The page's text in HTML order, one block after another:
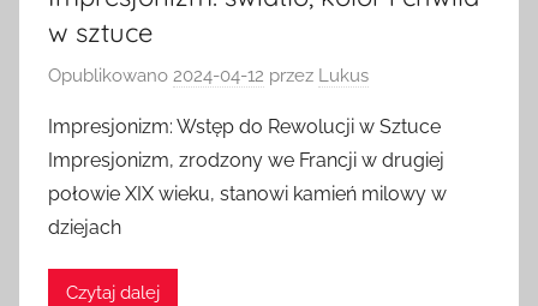
w sztuce
Opublikowano 2024-04-12 przez Lukus
Impresjonizm: Wstęp do Rewolucji w Sztuce
Impresjonizm, zrodzony we Francji w drugiej
połowie XIX wieku, stanowi kamień milowy w
dziejach
Czytaj dalej